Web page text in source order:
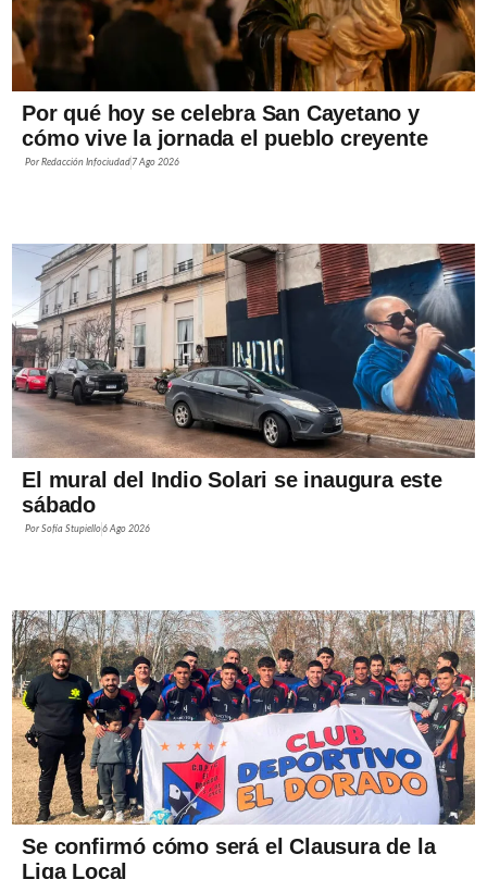
Por qué hoy se celebra San Cayetano y
cómo vive la jornada el pueblo creyente
PorRedacción Infociudad 7 Ago 2026
El mural del Indio Solari se inaugura este
sábado
PorSofía Stupiello6 Ago 2026
Se confirmó cómo será el Clausura de la
Liga Local